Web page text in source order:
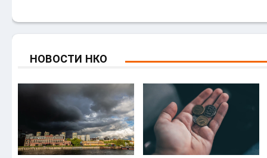
НОВОСТИ НКО